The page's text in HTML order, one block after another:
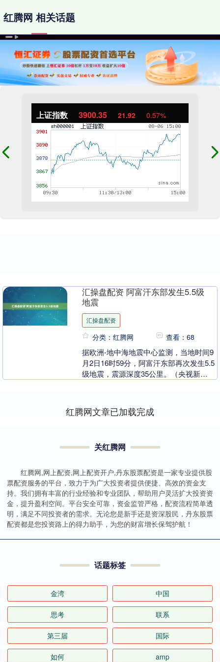
上证指数 3900.35 21.92 0.57%
红腾网 相关话题
汇操盘配资 阿富汗东部发生5.5级
地震
汇操盘配资
分类：红腾网 查看：68
据欧洲-地中海地震中心监测，当地时间9
月2日16时59分，阿富汗东部再次发生5.5
级地震，震源深度35公里。（央视新
红腾网文章已加载完成
关红腾网
红腾网,网上配资,网上配资开户,丹东股票配资是一家专业提供股
票配资服务的平台，致力于为广大投资者提供便捷、高效的资金支
持。我们拥有丰富的行业经验和专业团队，帮助用户灵活扩大投资资
金，提升盈利空间。平台安全可靠，资金监管严格，配资流程简单透
明，满足不同投资者的需求。无论您是新手还是资深股民，丹东股票
配资都是您投资路上的得力助手，为您的财富增长保驾护航！
话题标签
金湾 中国
思考 联系
第三届 国际
如何 amp